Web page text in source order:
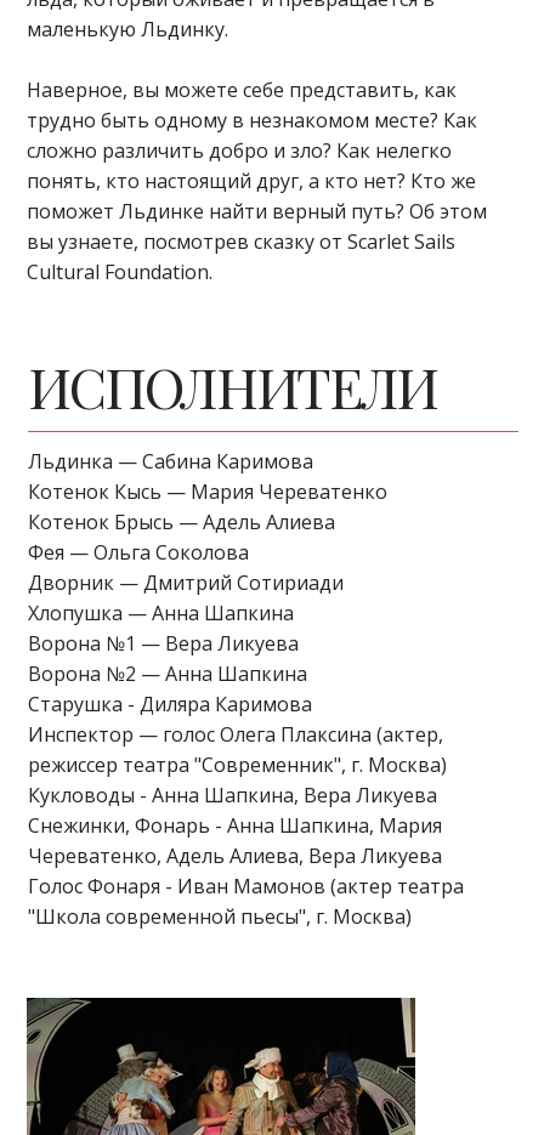
маленькую Льдинку.
Наверное, вы можете себе представить, как
трудно быть одному в незнакомом месте? Как
сложно различить добро и зло? Как нелегко
понять, кто настоящий друг, а кто нет? Кто же
поможет Льдинке найти верный путь? Об этом
вы узнаете, посмотрев сказку от Scarlet Sails
Cultural Foundation.
ИСПОЛНИТЕЛИ
Льдинка — Сабина Каримова
Котенок Кысь — Мария Череватенко
Котенок Брысь — Адель Алиева
Фея — Ольга Соколова
Дворник — Дмитрий Сотириади
Хлопушка — Анна Шапкина
Ворона №1 — Вера Ликуева
Ворона №2 — Анна Шапкина
Старушка - Диляра Каримова
Инспектор — голос Олега Плаксина (актер,
режиссер театра "Современник", г. Москва)
Кукловоды - Анна Шапкина, Вера Ликуева
Снежинки, Фонарь - Анна Шапкина, Мария
Череватенко, Адель Алиева, Вера Ликуева
Голос Фонаря - Иван Мамонов (актер театра
"Школа современной пьесы", г. Москва)